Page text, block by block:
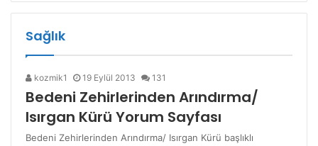
Sağlık
kozmik1 19 Eylül 2013 131
Bedeni Zehirlerinden Arındırma/
Isırgan Kürü Yorum Sayfası
Bedeni Zehirlerinden Arındırma/ Isırgan Kürü başlıklı